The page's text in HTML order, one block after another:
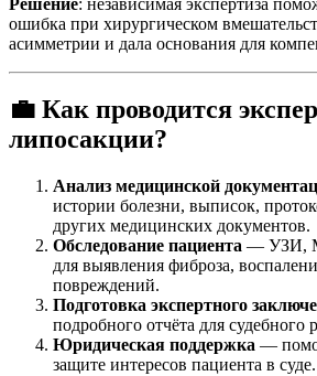
ошибка при хирургическом
асимметрии и дала основания для
💼 Как проводится
липосакции?
Анализ медицинской
истории болезни, выписок,
других медицинских документов.
Обследование пациента — УЗИ,
для выявления фиброза,
повреждений.
Подготовка экспертного
подробного отчёта для судебного
Юридическая поддержка —
защите интересов пациента в суде.